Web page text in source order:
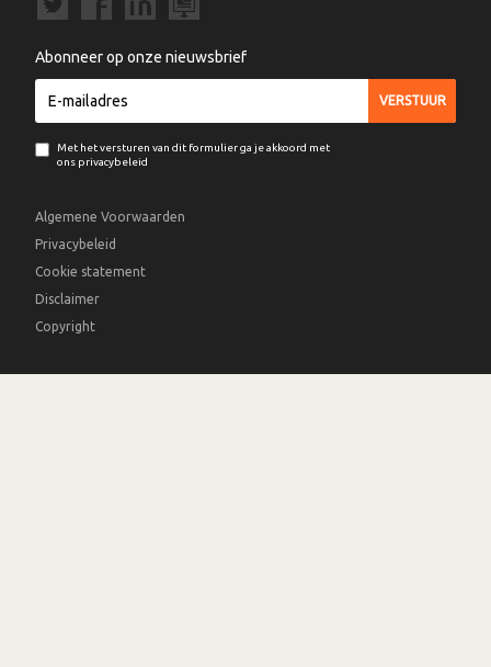
Abonneer op onze nieuwsbrief
Met het versturen van dit formulier ga je akkoord met
ons privacybeleid
Algemene Voorwaarden
Privacybeleid
Cookie statement
Disclaimer
Copyright